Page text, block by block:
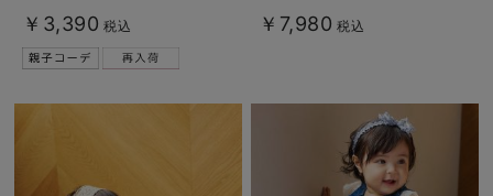
￥3,390 税込 ￥7,980 税込